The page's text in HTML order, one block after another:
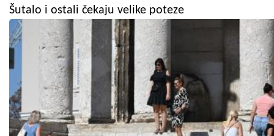
Šutalo i ostali čekaju velike poteze